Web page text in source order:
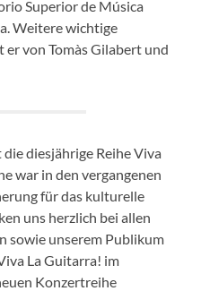
Superior de Música
Weitere wichtige
von Tomàs Gilabert und
diesjährige Reihe Viva
war in den vergangenen
für das kulturelle
uns herzlich bei allen
sowie unserem Publikum
La Guitarra! im
Konzertreihe